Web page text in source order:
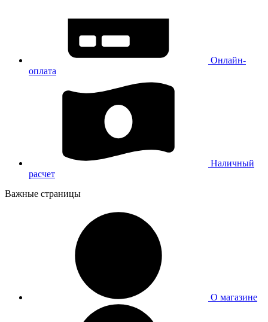
Онлайн-
оплата
Наличный
расчет
Важные страницы
О магазине